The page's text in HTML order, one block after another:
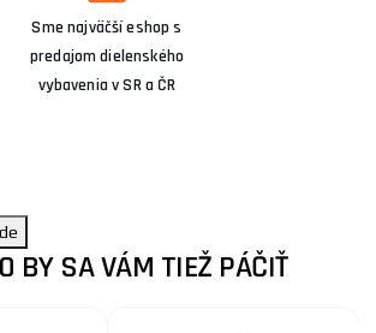
Sme najväčší eshop s
predajom dielenského
vybavenia v SR a ČR
BY SA VÁM TIEŽ PÁČIŤ